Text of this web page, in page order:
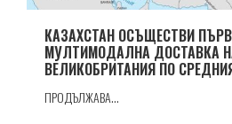
КАЗАХСТАН ОСЪЩЕСТВИ
МУЛТИМОДАЛНА ДОСТАВКА
ВЕЛИКОБРИТАНИЯ ПО
ПРОДЪЛЖАВА...